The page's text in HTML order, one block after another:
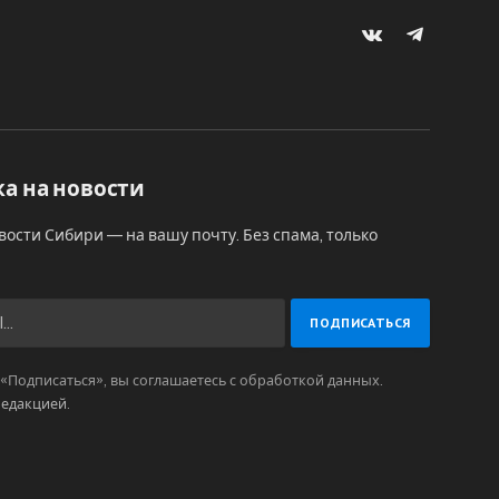
VKontakteTelegram
на новости
Сибири — на вашу почту. Без спама, только
вы соглашаетесь с обработкой данных.
.